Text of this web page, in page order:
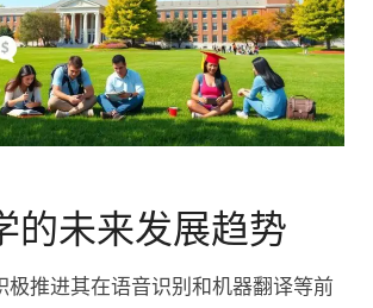
的未来发展趋势
极推进其在语音识别和机器翻译等前